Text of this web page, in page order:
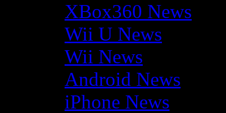
XBox360 News
Wii U News
Wii News
Android News
iPhone News